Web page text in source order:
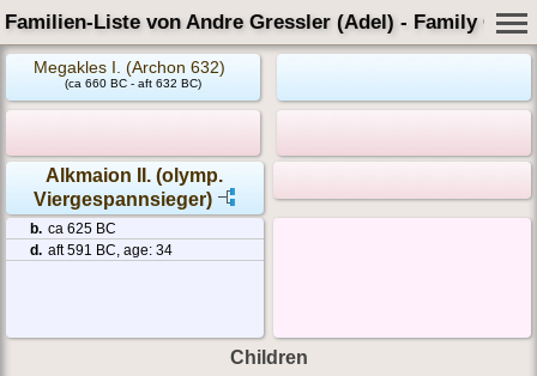
Familien-Liste von Andre Gressler (Adel) - Family Card
Megakles I. (Archon 632)
(ca 660 BC - aft 632 BC)
Alkmaion II. (olymp.
Viergespannsieger)
b. ca 625 BC
d. aft 591 BC, age: 34
Children